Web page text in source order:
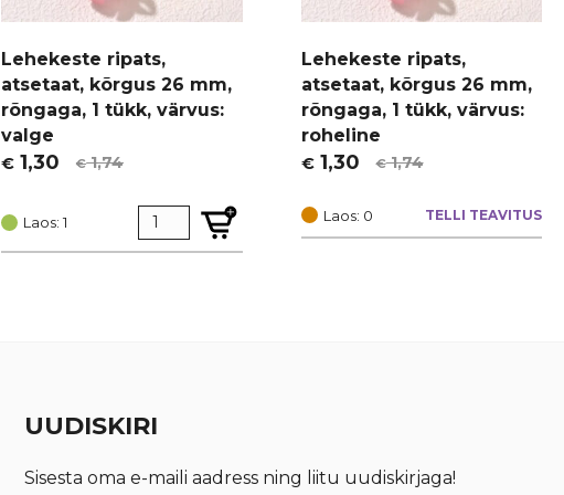
Lehekeste ripats,
atsetaat, kõrgus 26 mm,
rõngaga, 1 tükk, värvus:
valge
€1,74
Algne
oli:
€ 1,74.
€ 1,30
Current
is:
€ 1,30.
Laos: 1
Lehekeste ripats,
atsetaat, kõrgus 26 mm,
rõngaga, 1 tükk, värvus:
roheline
€1,74
Algne
oli:
€1,30
Current
is: Laos: 0 TELLI TEAVITUS
UUDISKIRI
Sisesta oma e-maili aadress ning liitu uudiskirjaga!